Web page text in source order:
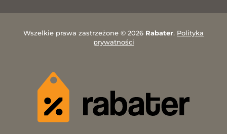
Wszelkie prawa zastrzeżone © 2026 Rabater. Polityka
prywatności